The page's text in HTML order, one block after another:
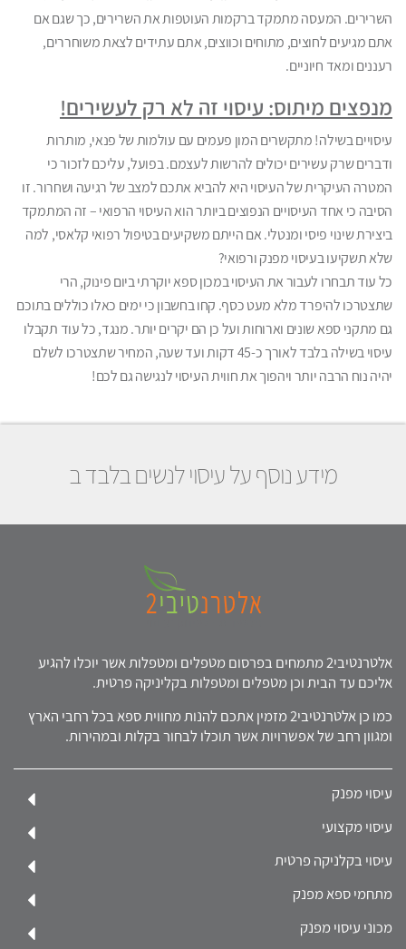
השרירים. המעסה מתמקד ברקמות העוטפות את השרירים, כך שגם אם
אתם מגיעים לחוצים, מתוחים וכווצים, אתם עתידים לצאת משוחררים,
רעננים ומאד חיוניים.
מנפצים מיתוס: עיסוי זה לא רק לעשירים!
עיסויים בשילה! מתקשרים המון פעמים עם עולמות של פנאי, מותרות
ודברים שרק עשירים יכולים להרשות לעצמם. בפועל, עליכם לזכור כי
המטרה העיקרית של העיסוי היא להביא אתכם למצב של רגיעה ושחרור. זו
הסיבה כי אחד העיסויים הנפוצים ביותר הוא העיסוי הרפואי – זה המתמקד
ביצירת שינוי פיסי ומנטלי. אם הייתם משקיעים בטיפול רפואי קלאסי, למה
שלא תשקיעו בעיסוי מפנק ורפואי?
כל עוד תבחרו לעבור את העיסוי במכון ספא יוקרתי ביום פינוק, הרי
שתצטרכו להיפרד מלא מעט כסף. קחו בחשבון כי ימים כאלו כוללים בתוכם
גם מתקני ספא שונים וארוחות ועל כן הם יקרים יותר. מנגד, כל עוד תקבלו
עיסוי בשילה בלבד לאורך כ-45 דקות ועד שעה, המחיר שתצטרכו לשלם
יהיה נוח הרבה יותר ויהפוך את חווית העיסוי לנגישה גם לכם!
מידע נוסף על עיסוי לנשים בלבד ב
אלטרנטיבי2 מתמחים בפרסום מטפלים ומטפלות אשר יוכלו להגיע
אליכם עד הבית וכן מטפלים ומטפלות בקליניקה פרטית.
כמו כן אלטרנטיבי2 מזמין אתכם להנות מחווית ספא בכל רחבי הארץ
ומגוון רחב של אפשרויות אשר תוכלו לבחור בקלות ובמהירות.
עיסוי מפנק
עיסוי מקצועי
עיסוי בקלניקה פרטית
מתחמי ספא מפנק
מכוני עיסוי מפנק